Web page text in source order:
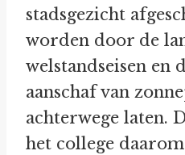
stadsgezicht
worden door de
welstandseisen en
aanschaf van
achterwege laten.
het college